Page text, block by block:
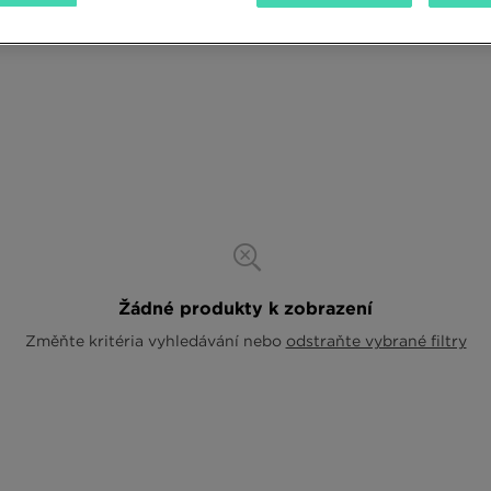
Žádné produkty k zobrazení
Změňte kritéria vyhledávání nebo odstraňte vybrané filtry